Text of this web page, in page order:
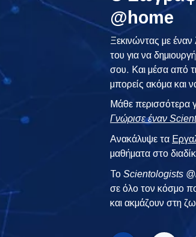
@home
Ξεκινώντας με
του για να
σου. Και μέσα από
μπορείς ακόμα και
Μάθε περισσότερα
Γνώρισε έναν
Ανακάλυψε τα
μαθήματα στο
ToScientologists
σε όλο τον κόσμο
και ακμάζουν στη